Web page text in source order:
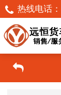
热线电话：